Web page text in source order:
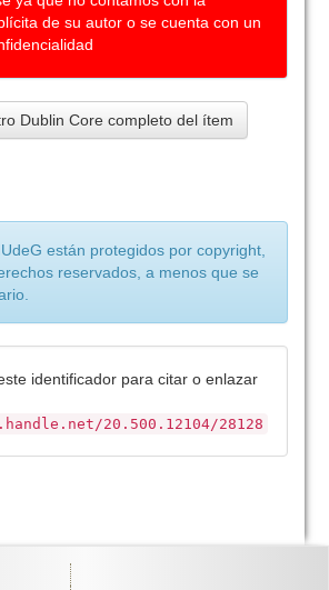
de su autor o se cuenta con un
Dublin Core completo del ítem
están protegidos por copyright,
reservados, a menos que se
identificador para citar o enlazar
20.500.12104/28128